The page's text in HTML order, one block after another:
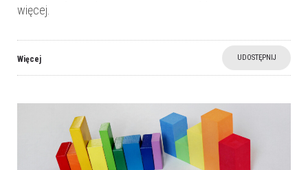
więcej.
Więcej UDOSTĘPNIJ